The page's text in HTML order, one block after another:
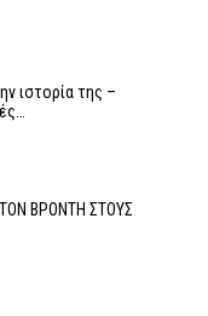
ιστορία της –
ΒΡΟΝΤΗ ΣΤΟΥΣ